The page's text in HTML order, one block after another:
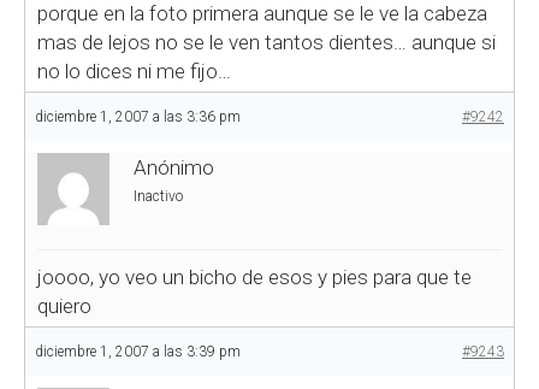
porque en la foto primera aunque se le ve la cabeza
mas de lejos no se le ven tantos dientes… aunque si
no lo dices ni me fijo…
diciembre 1, 2007 a las 3:36 pm #9242
Anónimo
Inactivo
joooo, yo veo un bicho de esos y pies para que te
quiero
diciembre 1, 2007 a las 3:39 pm #9243